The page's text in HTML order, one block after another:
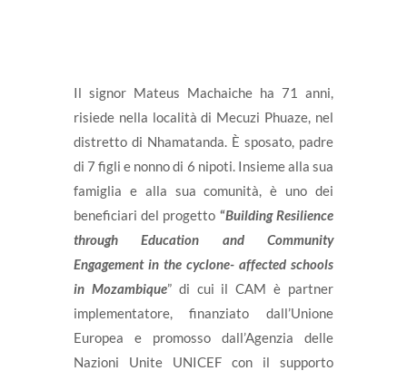
Il signor Mateus Machaiche ha 71 anni,
risiede nella località di Mecuzi Phuaze, nel
distretto di Nhamatanda. È sposato, padre
di 7 figli e nonno di 6 nipoti. Insieme alla sua
famiglia e alla sua comunità, è uno dei
beneficiari del progetto “Building Resilience
through Education and Community
Engagement in the cyclone- affected schools
in Mozambique” di cui il CAM è partner
implementatore, finanziato dall’Unione
Europea e promosso dall’Agenzia delle
Nazioni Unite UNICEF con il supporto